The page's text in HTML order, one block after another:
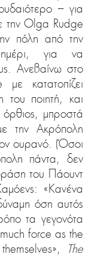
– για
την Olga Rudge
πόλη από την
για να
Ανεβαίνω στο
κατατοπίζει
του ποιητή, και
όρθιος, μπροστά
την Ακρόπολη
ουρανό. (Όσοι
πάντα, δεν
του Πάουντ
«Κανένα
όση αυτός
τα γεγονότα
force as the
The